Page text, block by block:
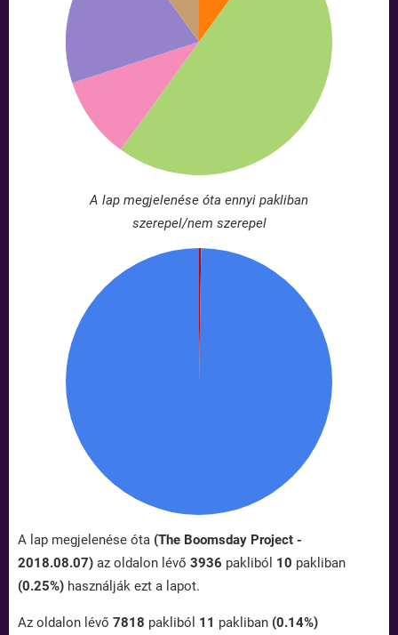
A lap megjelenése óta ennyi pakliban
szerepel/nem szerepel
A lap megjelenése óta (The Boomsday Project -
2018.08.07) az oldalon lévő 3936 pakliból 10 pakliban
(0.25%) használják ezt a lapot.
Az oldalon lévő 7818 pakliból 11 pakliban (0.14%)